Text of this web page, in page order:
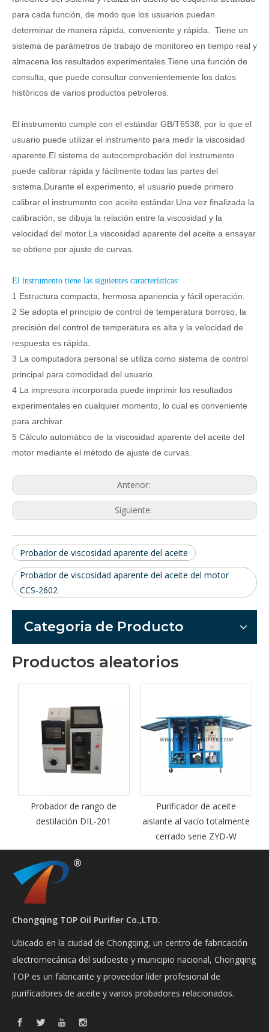
para cada función, de modo que los usuarios puedan
determinar de manera rápida, conveniente y rápida. Tiene un
sistema de parámetros de trabajo de monitoreo en tiempo real y
almacena los resultados experimentales.Tiene una función de
consulta, que puede consultar convenientemente los datos
históricos de varios productos petroleros.
El instrumento cumple con el estándar GB/T6538, por lo que el
usuario puede utilizar el instrumento para medir la viscosidad
aparente.El sistema de autocomprobación del instrumento
puede calibrar rápida y fácilmente todas las partes del
sistema.Durante el experimento, el usuario puede primero
calibrar el instrumento con aceite estándar.Una vez finalizada la
calibración, se dibuja la relación entre la viscosidad y la
velocidad del motor.La viscosidad aparente del aceite a ensayar
se obtiene por ajuste de curvas.
El instrumento tiene las siguientes características:
1 Estructura compacta, hermosa apariencia y fácil operación.
2 Se adopta el principio de control de temperatura borroso, la
precisión del control de temperatura es alta y la velocidad de
respuesta es rápida.
3 La computadora personal se utiliza como sistema de control
principal para comodidad del usuario.
4 La impresora incorporada puede imprimir los resultados
experimentales en cualquier momento, lo cual es conveniente
para archivar.
5 Cálculo automático de la viscosidad aparente del aceite del
motor mediante el método de ajuste de curvas.
Anterior:
Siguiente:
Probador de viscosidad aparente del aceite
Probador de viscosidad aparente del aceite del motor
CCS-2602
Categoria de Producto
Productos aleatorios
Probador de rango de
destilación DIL-201
Purificador de aceite
aislante al vacío totalmente
cerrado serie ZYD-W
Chongqing TOP Oil Purifier Co.,LTD.
Ubicado en la ciudad de Chongqing, un centro de fabricación
electromecánica del sudoeste y municipio nacional, Chongqing
TOP es un fabricante y proveedor líder profesional de
purificadores de aceite y varios probadores relacionados.